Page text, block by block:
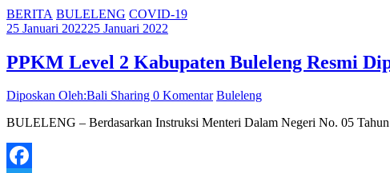
BERITA BULELENG COVID-19
25 Januari 202225 Januari 2022
PPKM Level 2 Kabupaten Buleleng Resmi
Diposkan Oleh:Bali Sharing 0 Komentar Buleleng
BULELENG – Berdasarkan Instruksi Menteri Dalam Negeri No. 05